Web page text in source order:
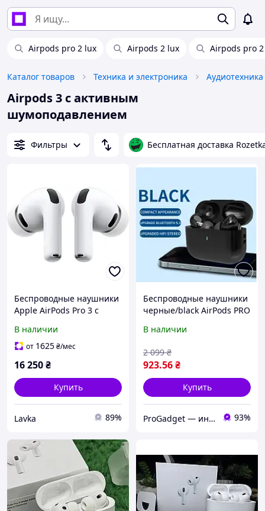
Airpods pro 2 lux Airpods 2 lux Airpods pro
Каталог товаров Техника и электроника
Airpods 3 с активным
шумоподавлением
Фильтры Бесплатная доставка
Беспроводные наушники
Apple AirPods Pro 3 с
шумоподавлением
В наличии
от 1625₴/мес
16 250₴
Купить
Lavka 89%
Беспроводные наушники
черные/black AirPods PRO
шумоподавлением и
В наличии
923.56₴
2 099 ₴
Купить
ProGadget — интернет-магазин гаджетов для iPhone 93%